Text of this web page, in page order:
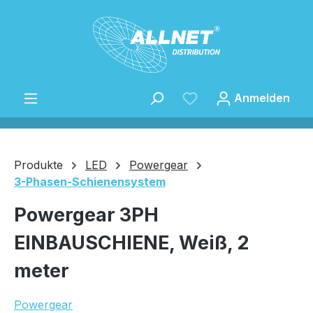
Zum Hauptinhalt springen
Anmelden
Produkte LED
Powergear
3-Phasen-Schienensystem
Powergear 3PH
EINBAUSCHIENE, Weiß, 2
meter
Powergear